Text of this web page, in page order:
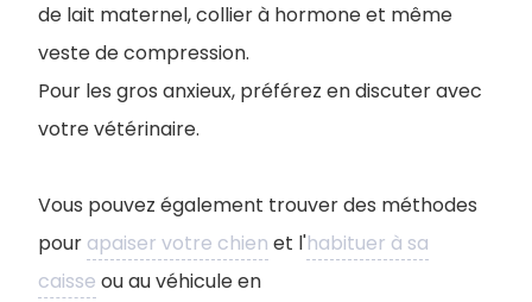
de lait maternel, collier à hormone et même
veste de compression.
Pour les gros anxieux, préférez en discuter avec
votre vétérinaire.
Vous pouvez également trouver des méthodes
pour apaiser votre chien et l'habituer à sa
caisse ou au véhicule en